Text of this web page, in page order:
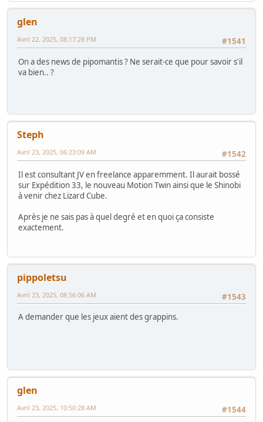
glen
#1541
Avril 22, 2025, 08:17:28 PM
On a des news de pipomantis ? Ne serait-ce que pour savoir s'il
va bien.. ?
Steph
#1542
Avril 23, 2025, 06:23:09 AM
Il est consultant JV en freelance apparemment. Il aurait bossé
sur Expédition 33, le nouveau Motion Twin ainsi que le Shinobi
à venir chez Lizard Cube.
Après je ne sais pas à quel degré et en quoi ça consiste
exactement.
pippoletsu
#1543
Avril 23, 2025, 08:56:06 AM
A demander que les jeux aient des grappins.
glen
#1544
Avril 23, 2025, 10:50:28 AM